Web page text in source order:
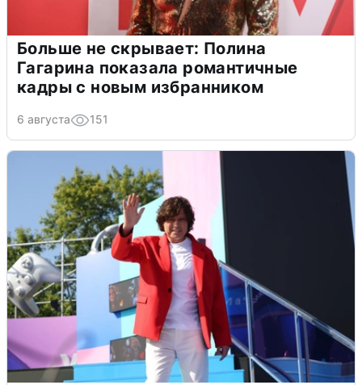
Больше не скрывает: Полина
Гагарина показала романтичные
кадры с новым избранником
6 августа 151